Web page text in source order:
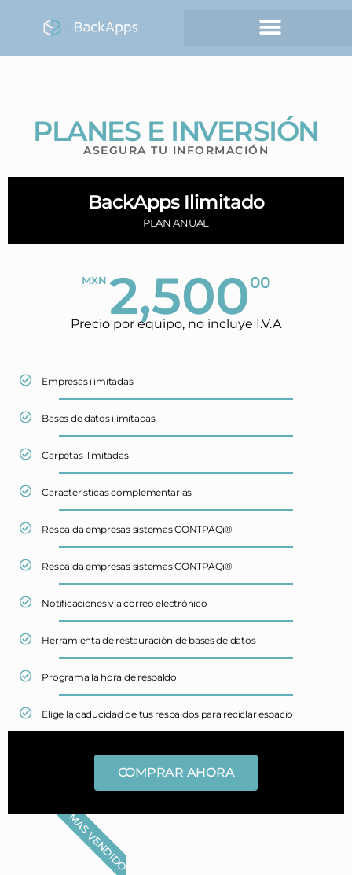
PLANES E INVERSIÓN
ASEGURA TU INFORMACIÓN
BackApps Ilimitado
PLAN ANUAL
MXN 2,50000
Precio por equipo, no incluye I.V.A
Empresas ilimitadas
Bases de datos ilimitadas
Carpetas ilimitadas
Características complementarias
Respalda empresas sistemas CONTPAQi®
Respalda empresas sistemas CONTPAQi®
Notificaciones vía correo electrónico
Herramienta de restauración de bases de datos
Programa la hora de respaldo
Elige la caducidad de tus respaldos para reciclar espacio
COMPRAR AHORA
MAS VENDIDO